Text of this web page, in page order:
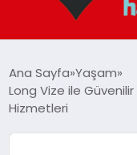
ADANA
Ana Sayfa Yaşam
Long Vize ile
Hizmetleri